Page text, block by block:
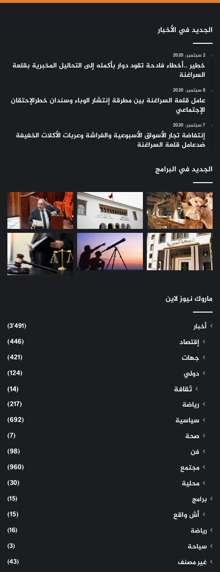
الجديد في الأخبار
2 سبتمبر، 2020
خطير ..أخطاء فادحة تقود دوار بأكمله إلى التحاليل المخبرية بقلعة
السراغنة
8 سبتمبر، 2020
عامل قلعة السراغنة بين مطرقة إنتشار الوباء وسندان خطرالإحتقان
الإجتماعي
7 سبتمبر، 2020
إنتفاضة تجار الأسواق الأسبوعية والفراشة وعربات الأكلات الخفيفة
ضدعامل قلعة السراغنة
الجديد في البرامج
ماروك نيوز لاين
أخبار (3٬491)
إقتصاد
(446)
جهات
(421)
دولي
(124)
ثقافة (14)
رياضة
(217)
سياسية
(692)
صحة
(7)
فن
(98)
مجتمع
(960)
محلية
(30)
برامج (15)
أش واقع (15)
رياضة
(16)
سياحة
(3)
غير مصنف
(43)